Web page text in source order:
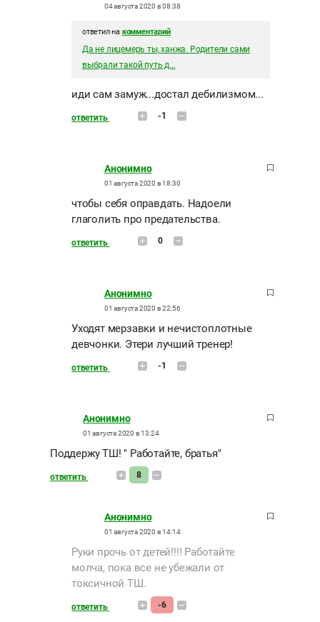
04 августа 2020 в 08:38
ответил на комментарий
Да не лицемерь ты, ханжа. Родители сами
выбрали такой путь д...
иди сам замуж...достал дебилизмом...
ответить -1
Анонимно
01 августа 2020 в 18:30
чтобы себя оправдать. Надоели
глаголить про предательства.
ответить 0
Анонимно
01 августа 2020 в 22:56
Уходят мерзавки и нечистоплотные
девчонки. Этери лучший тренер!
ответить -1
Анонимно
01 августа 2020 в 13:24
Поддержу ТШ! " Работайте, братья"
ответить 8
Анонимно
01 августа 2020 в 14:14
Руки прочь от детей!!!! Работайте
молча, пока все не убежали от
токсичной ТШ.
ответить -6